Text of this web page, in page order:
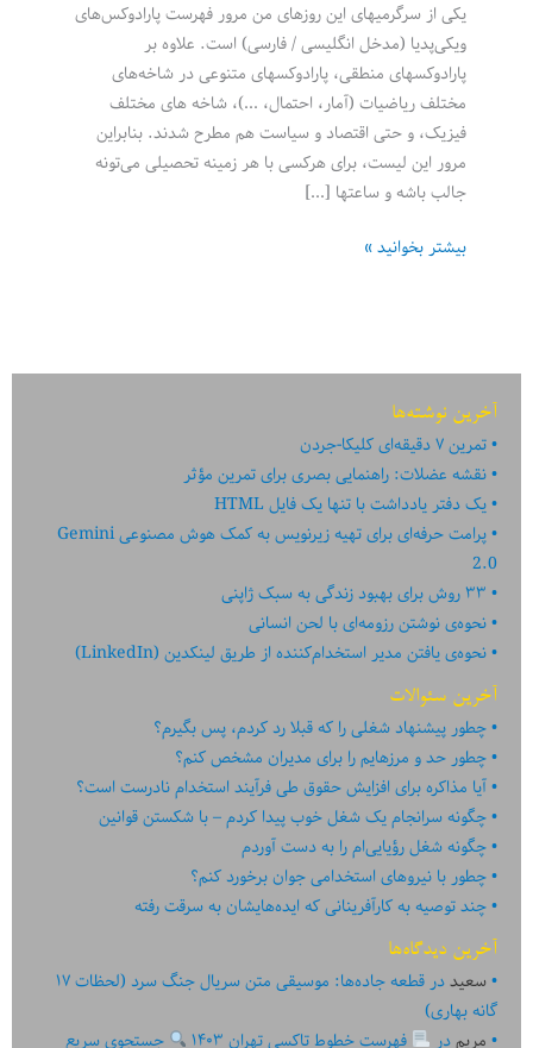
یکی از سرگرمیهای این روزهای من مرور فهرست پارادوکس‌های
ویکی‌پدیا (مدخل انگلیسی / فارسی) است. علاوه بر
پارادوکسهای منطقی، پارادوکسهای متنوعی در شاخه‌های
مختلف ریاضیات (آمار، احتمال، …)، شاخه های مختلف
فیزیک، و حتی اقتصاد و سیاست هم مطرح شدند. بنابراین
مرور این لیست، برای هرکسی با هر زمینه تحصیلی می‌تونه
جالب باشه و ساعتها […]
پارادوکس‌های
بیشتر بخوانید »
آخرین نوشته‌ها
تمرین ۷ دقیقه‌ای کلیکا-جردن
نقشه عضلات: راهنمایی بصری برای تمرین مؤثر
یک دفتر یادداشت با تنها یک فایل HTML
پرامت حرفه‌ای برای تهیه زیرنویس به کمک هوش مصنوعی Gemini
2.0
۳۳ روش برای بهبود زندگی به سبک ژاپنی
نحوه‌ی نوشتن رزومه‌ای با لحن انسانی
نحوه‌ی یافتن مدیر استخدام‌کننده از طریق لینکدین (LinkedIn)
آخرین سئوالات
چطور پیشنهاد شغلی را که قبلا رد کردم، پس بگیرم؟
چطور حد و مرزهایم را برای مدیران مشخص کنم؟
آیا مذاکره برای افزایش حقوق طی فرآیند استخدام نادرست است؟
چگونه سرانجام یک شغل خوب پیدا کردم – با شکستن قوانین
چگونه شغل رؤیایی‌ام را به دست آوردم
چطور با نیروهای استخدامی جوان برخورد کنم؟
چند توصیه به کارآفرینانی که ایده‏‏‌‏‏‌هایشان به سرقت رفته
آخرین دیدگاه‌ها
سعیددر
قطعه جاده‌ها: موسیقی متن سریال جنگ سرد (لحظات ۱۷
گانه بهاری)
مریمدر فهرست خطوط تاکسی تهران ۱۴۰۳
جستجوی سریع